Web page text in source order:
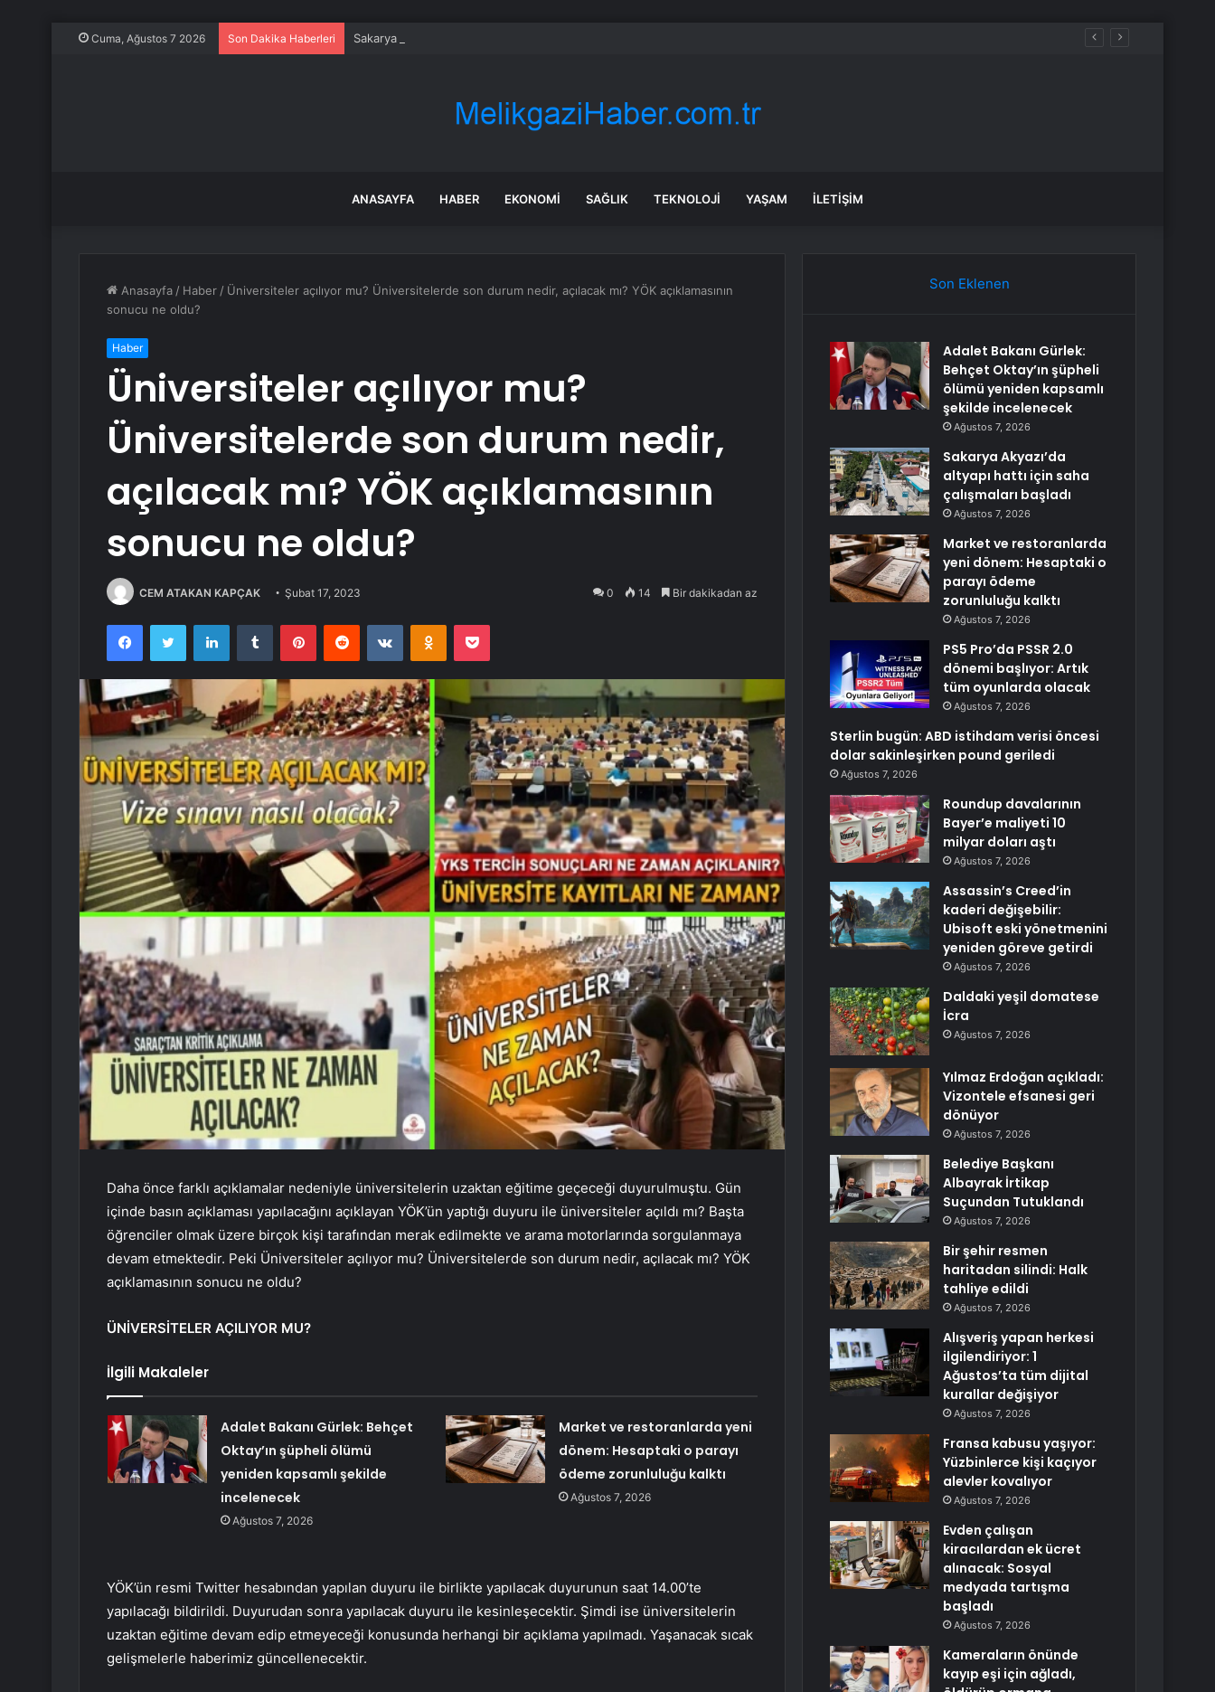
Cuma, Ağustos 7 2026 Son Dakika Haberleri Sakarya Akyazı’da altyapı hattı için saha çalışmaları başladı
ANASAYFA HABER EKONOMI SAĞLIK TEKNOLOJI YAŞAM İLETIŞIM
Anasayfa / Haber / Üniversiteler açılıyor mu? Üniversitelerde son durum nedir, açılacak mı? YÖK açıklamasının
sonucu ne oldu?
Haber
Üniversiteler açılıyor mu?
Üniversitelerde son durum nedir,
açılacak mı? YÖK açıklamasının
sonucu ne oldu?
CEM ATAKAN KAPÇAK Şubat 17, 2023 0 14 Bir dakikadan az
FacebookTwitter LinkedInTumblr PinterestReddit VKontakteOdnoklassniki
Pocket
Daha önce farklı açıklamalar nedeniyle üniversitelerin uzaktan eğitime geçeceği duyurulmuştu. Gün
içinde basın açıklaması yapılacağını açıklayan YÖK’ün yaptığı duyuru ile üniversiteler açıldı mı? Başta
öğrenciler olmak üzere birçok kişi tarafından merak edilmekte ve arama motorlarında sorgulanmaya
devam etmektedir. Peki Üniversiteler açılıyor mu? Üniversitelerde son durum nedir, açılacak mı? YÖK
açıklamasının sonucu ne oldu?
ÜNİVERSİTELER AÇILIYOR MU?
İlgili Makaleler
Adalet Bakanı Gürlek: Behçet
Oktay’ın şüpheli ölümü
yeniden kapsamlı şekilde
incelenecek
Ağustos 7, 2026
Market ve restoranlarda yeni
dönem: Hesaptaki o parayı
ödeme zorunluluğu kalktı
Ağustos 7, 2026
YÖK’ün resmi Twitter hesabından yapılan duyuru ile birlikte yapılacak duyurunun saat 14.00’te
yapılacağı bildirildi. Duyurudan sonra yapılacak duyuru ile kesinleşecektir. Şimdi ise üniversitelerin
uzaktan eğitime devam edip etmeyeceği konusunda herhangi bir açıklama yapılmadı. Yaşanacak sıcak
gelişmelerle haberimiz güncellenecektir.
Son Eklenen
Adalet Bakanı Gürlek:
Behçet Oktay’ın şüpheli
ölümü yeniden kapsamlı
şekilde incelenecek
Ağustos 7, 2026
Sakarya Akyazı’da
altyapı hattı için saha
çalışmaları başladı
Ağustos 7, 2026
Market ve restoranlarda
yeni dönem: Hesaptaki o
parayı ödeme
zorunluluğu kalktı
Ağustos 7, 2026
PS5 Pro’da PSSR 2.0
dönemi başlıyor: Artık
tüm oyunlarda olacak
Ağustos 7, 2026
Sterlin bugün: ABD istihdam verisi öncesi
dolar sakinleşirken pound geriledi
Ağustos 7, 2026
Roundup davalarının
Bayer’e maliyeti 10
milyar doları aştı
Ağustos 7, 2026
Assassin’s Creed’in
kaderi değişebilir:
Ubisoft eski yönetmenini
yeniden göreve getirdi
Ağustos 7, 2026
Daldaki yeşil domatese
İcra
Ağustos 7, 2026
Yılmaz Erdoğan açıkladı:
Vizontele efsanesi geri
dönüyor
Ağustos 7, 2026
Belediye Başkanı
Albayrak İrtikap
Suçundan Tutuklandı
Ağustos 7, 2026
Bir şehir resmen
haritadan silindi: Halk
tahliye edildi
Ağustos 7, 2026
Alışveriş yapan herkesi
ilgilendiriyor: 1
Ağustos’ta tüm dijital
kurallar değişiyor
Ağustos 7, 2026
Fransa kabusu yaşıyor:
Yüzbinlerce kişi kaçıyor
alevler kovalıyor
Ağustos 7, 2026
Evden çalışan
kiracılardan ek ücret
alınacak: Sosyal
medyada tartışma
başladı
Ağustos 7, 2026
Kameraların önünde
kayıp eşi için ağladı,